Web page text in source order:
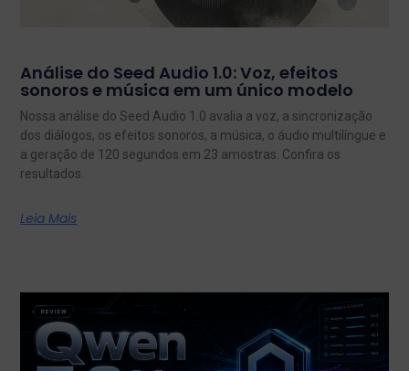
Análise do Seed Audio 1.0: Voz, efeitos
sonoros e música em um único modelo
Nossa análise do Seed Audio 1.0 avalia a voz, a sincronização
dos diálogos, os efeitos sonoros, a música, o áudio multilíngue e
a geração de 120 segundos em 23 amostras. Confira os
resultados.
Leia Mais